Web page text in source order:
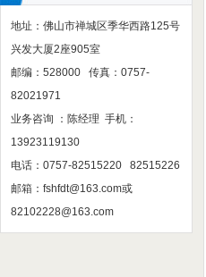
地址：佛山市禅城区季华西路125号
兴发大厦2座905室
邮编：528000 传真：0757-
82021971
业务咨询 ：陈经理 手机：
13923119130
电话：0757-82515220 82515226
邮箱： fshfdt@163.com或
82102228@163.com